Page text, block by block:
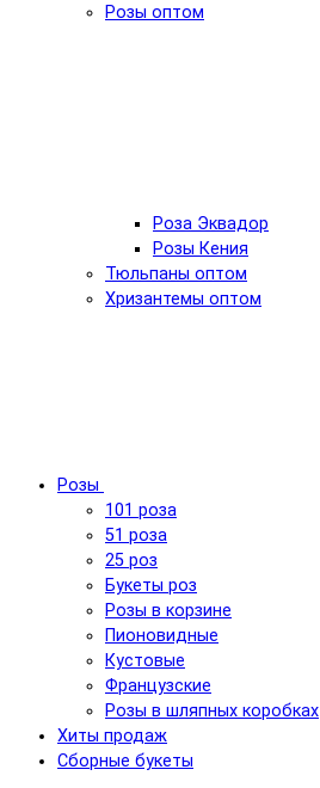
Розы оптом
Роза Эквадор
Розы Кения
Тюльпаны оптом
Хризантемы оптом
Розы
101 роза
51 роза
25 роз
Букеты роз
Розы в корзине
Пионовидные
Кустовые
Французские
Розы в шляпных коробках
Хиты продаж
Сборные букеты